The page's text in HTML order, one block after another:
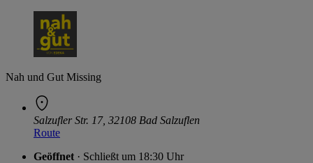
Nah und Gut Missing
Salzufler Str. 17, 32108 Bad Salzuflen
Route
Geöffnet · Schließt um 18:30 Uhr